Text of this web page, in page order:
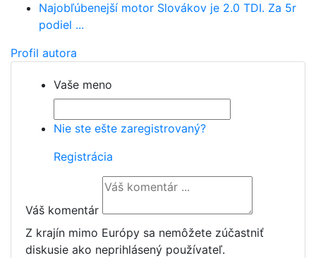
Najobľúbenejší motor Slovákov je 2.0 TDI. Za 5r
podiel ...
Profil autora
Vaše meno
Nie ste ešte zaregistrovaný?
Registrácia
Váš komentár
Z krajín mimo Európy sa nemôžete zúčastniť
diskusie ako neprihlásený používateľ.